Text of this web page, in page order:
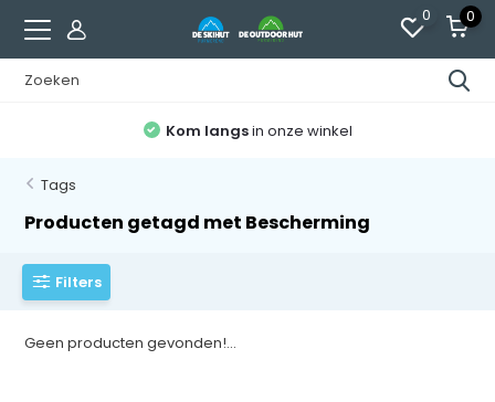
0 0
Kom langsin onze winkel
Tags
Producten getagd met Bescherming
Filters
Geen producten gevonden!...